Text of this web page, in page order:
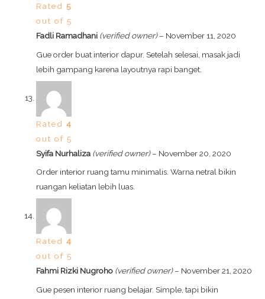
Rated5
out of 5
Fadli Ramadhani (verified owner) – November 11, 2020
Gue order buat interior dapur. Setelah selesai, masak jadi
lebih gampang karena layoutnya rapi banget.
Rated4
out of 5
Syifa Nurhaliza (verified owner) – November 20, 2020
Order interior ruang tamu minimalis. Warna netral bikin
ruangan keliatan lebih luas.
Rated4
out of 5
Fahmi Rizki Nugroho (verified owner) – November 21, 2020
Gue pesen interior ruang belajar. Simple, tapi bikin